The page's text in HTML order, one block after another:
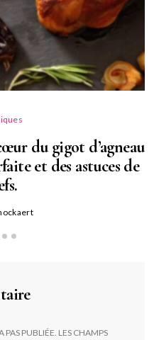
du gigot d’agneau
et des astuces de
PAS PUBLIÉE. LES CHAMPS